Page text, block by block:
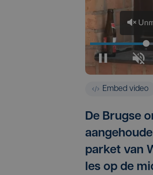
Embed video
De Brugse
parket van
les op de